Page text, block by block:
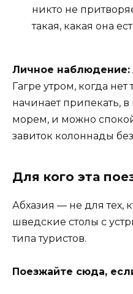
никто не
такая, какая она
Личное наблюдение:
Гагре утром, когда
начинает припекать,
морем, и можно
завиток колоннады
Для кого эта
Абхазия — не для тех,
шведские столы с
типа туристов.
Поезжайте сюда,